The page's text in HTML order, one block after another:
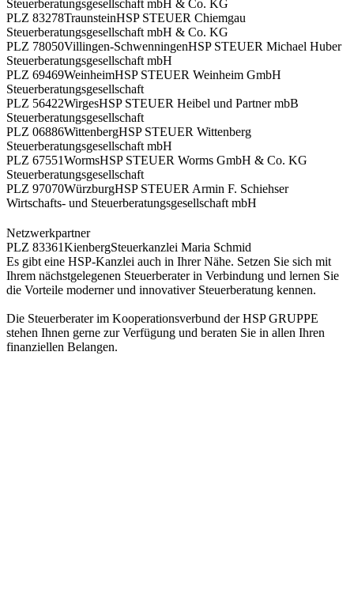
Steuerberatungsgesellschaft mbH & Co. KG
PLZ 83278TraunsteinHSP STEUER Chiemgau
Steuerberatungsgesellschaft mbH & Co. KG
PLZ 78050Villingen-SchwenningenHSP STEUER Michael Huber
Steuerberatungsgesellschaft mbH
PLZ 69469WeinheimHSP STEUER Weinheim GmbH
Steuerberatungsgesellschaft
PLZ 56422WirgesHSP STEUER Heibel und Partner mbB
Steuerberatungsgesellschaft
PLZ 06886WittenbergHSP STEUER Wittenberg
Steuerberatungsgesellschaft mbH
PLZ 67551WormsHSP STEUER Worms GmbH & Co. KG
Steuerberatungsgesellschaft
PLZ 97070WürzburgHSP STEUER Armin F. Schiehser
Wirtschafts- und Steuerberatungsgesellschaft mbH
Netzwerkpartner
PLZ 83361KienbergSteuerkanzlei Maria Schmid
Es gibt eine HSP-Kanzlei auch in Ihrer Nähe. Setzen Sie sich mit
Ihrem nächstgelegenen Steuerberater in Verbindung und lernen Sie
die Vorteile moderner und innovativer Steuerberatung kennen.
Die Steuerberater im Kooperationsverbund der HSP GRUPPE
stehen Ihnen gerne zur Verfügung und beraten Sie in allen Ihren
finanziellen Belangen.